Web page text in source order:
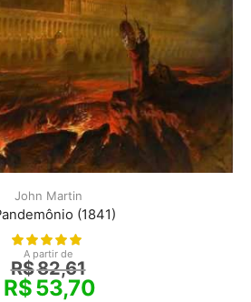
John Martin
(1841)
A partir de
R$82,61
R$53,70